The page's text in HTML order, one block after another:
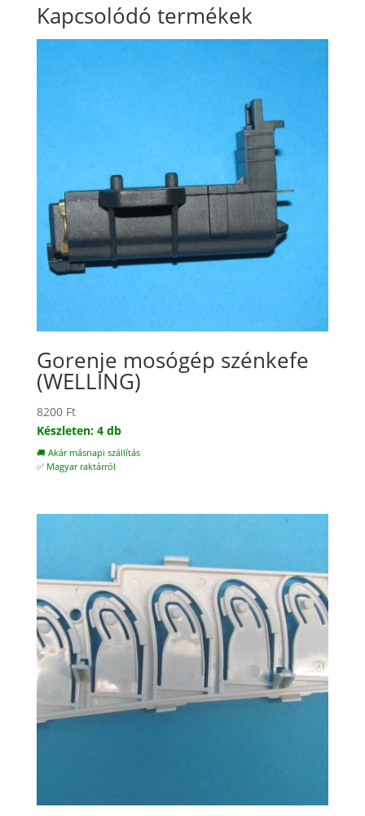
Kapcsolódó termékek
Gorenje mosógép szénkefe
(WELLING)
8200 Ft
Készleten: 4 db
🚚 Akár másnapi szállítás
✅ Magyar raktárról